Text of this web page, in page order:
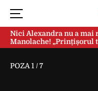
Nici Alexandra nu a mai
Manolache! „Prințișorul
după doi ani de căsnicie
POZA 1 /7